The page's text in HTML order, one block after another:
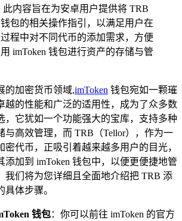
内容旨在为安卓用户提供将 TRB
钱包的相关操作指引，以满足用户在
程中对不同代币的添加需求，方便
imToken 钱包进行资产的存储与管
的加密货币领域,imToken 钱包宛如一颗璀
越的性能和广泛的适用性，成为了众多数
，它犹如一个功能强大的宝库，支持多种
与高效管理，而 TRB（Tellor），作为一
密代币，正吸引着越来越多用户的目光，
添加到 imToken 钱包中，以便更便捷地管
我们将为您详细且全面地介绍把 TRB 添
具体步骤。
钱包：你可以前往 imToken 的官方